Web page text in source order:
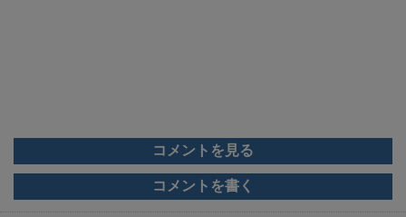
コメントを見る
コメントを書く